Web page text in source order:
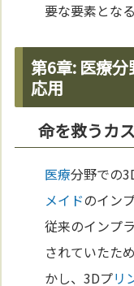
要な要素とな
第6章: 医療
応用
命を救うカ
医療分野での
メイドのイン
従来のインプ
されていたた
かし、3Dプリ